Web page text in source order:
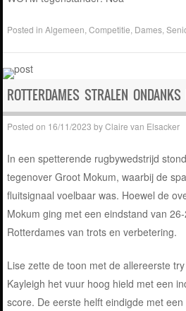
Posted inAlgemeen ,Competitie Dames ,
ROTTERDAMES STRALEN
Posted on 16/11/2023 byClaire van Elsacker
In een spetterende rugbywedstrijd
tegenover Groot Mokum, waarbij de
fluitsignaal voelbaar was. Hoewel de
Mokum ging met een eindstand van
Rotterdames van trots en verbetering.
Lise zette de toon met de allereerste
Kayleigh het vuur hoog hield met een
score. De eerste helft eindigde met